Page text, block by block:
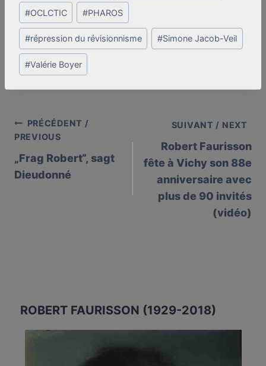
#OCLCTIC #PHAROS
#répression du révisionnisme #Simone Jacob-Veil
#Valérie Boyer
Post
navigation
PRÉCÉDENT /
PREVIOUS
„Frag Robert“, sagt
Dieudonné
SUIVANT / NEXT
Robert Faurisson
fête à Vichy son 88e
anniversaire avec
plus de 90 invités
(vidéo)
ROBERT FAURISSON (1929-2018)